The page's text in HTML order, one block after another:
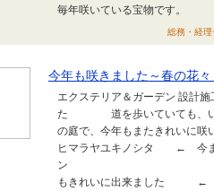
毎年咲いている宝物で
総務・経
今年も咲きました～春の花
エクステリア＆ガーデン 設計
た 道を歩いていても、いろ
の庭で、今年もまたきれいに
ヒマラヤユキノシタ ← 今ま
ン
もきれいに出来ました ←